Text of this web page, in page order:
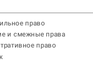
право
и смежные права
право